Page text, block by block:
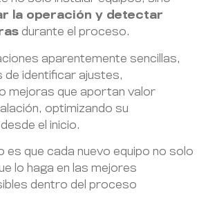
la operación y detectar
durante el proceso.
aparentemente sencillas,
identificar ajustes,
mejoras que aportan valor
optimizando su
el inicio.
es que cada nuevo equipo no solo
lo haga en las mejores
dentro del proceso